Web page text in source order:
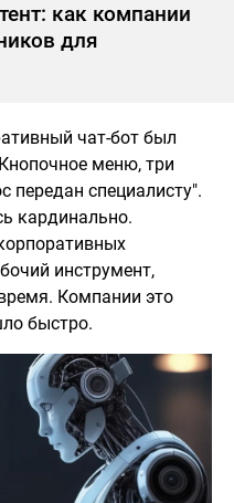
как компании
для
чат-бот был
меню, три
передан специалисту".
кардинально.
инструмент,
Компании это
быстро.